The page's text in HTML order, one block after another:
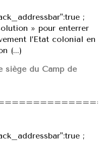
;
» pour enterrer
l’Etat colonial en
(...)
siège du Camp de
;